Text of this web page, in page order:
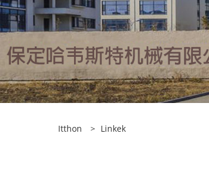
Itthon > Linkek